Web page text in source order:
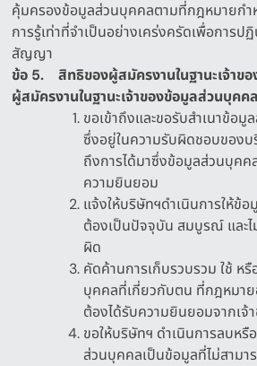
คุ้มครองข้อมูลส่วนบุคคลตามที่กฎหมายก
การรู้เท่าที่จำเป็นอย่างเคร่งครัดเพื่อการ
สัญญา
ข้อ 5.
สิทธิของผู้สมัครงานในฐานะเจ้าข
ผู้สมัครงานในฐานะเจ้าของข้อมูลส่วนบุค
ขอเข้าถึงและขอรับสำเนาข้อ
ซึ่งอยู่ในความรับผิดชอบของบ
ถึงการได้มาซึ่งข้อมูลส่วนบุคค
ความยินยอม
แจ้งให้บริษัทฯดำเนินการให้ข้
ต้องเป็นปัจจุบัน สมบูรณ์ และไ
ผิด
คัดค้านการเก็บรวบรวม ใช้ ห
บุคคลที่เกี่ยวกับตน ที่กฎหมาย
ต้องได้รับความยินยอมจากเจ้
ขอให้บริษัทฯ ดำเนินการลบหรื
ส่วนบุคคลเป็นข้อมูลที่ไม่สามา